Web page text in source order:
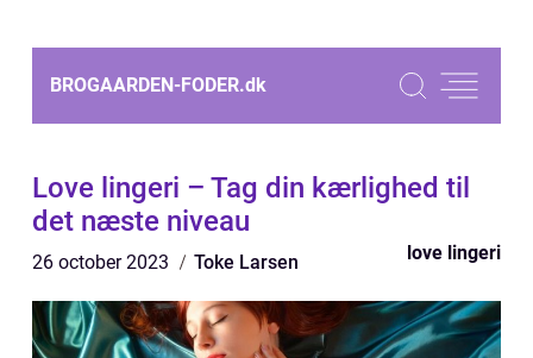
BROGAARDEN-FODER.dk
Love lingeri – Tag din kærlighed til
det næste niveau
26 october 2023 Toke Larsen love lingeri